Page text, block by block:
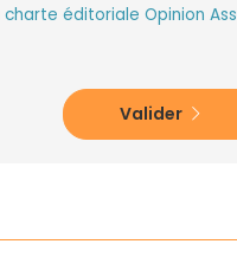
charte éditoriale Opinion
Valider